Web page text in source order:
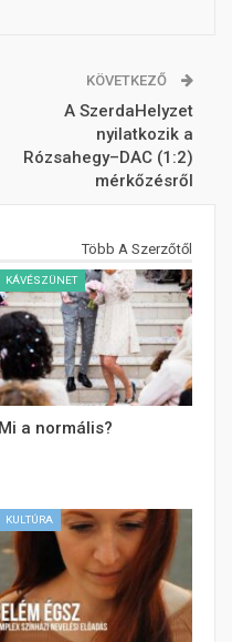
KÖVETKEZŐ
A SzerdaHelyzet
nyilatkozik a
Rózsahegy–DAC (1:2)
mérkőzésről
Több A Szerzőtől
KÁVÉSZÜNET
Mi a normális?
KULTÚRA